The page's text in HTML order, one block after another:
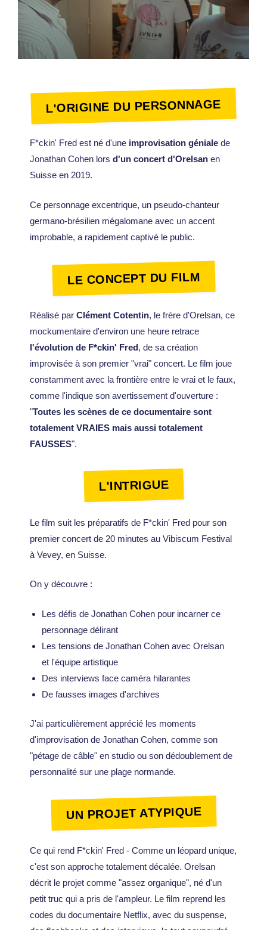
L'ORIGINE DU PERSONNAGE
F*ckin' Fred est né d'une improvisation géniale de
Jonathan Cohen lors d'un concert d'Orelsan en
Suisse en 2019.
Ce personnage excentrique, un pseudo-chanteur
germano-brésilien mégalomane avec un accent
improbable, a rapidement captivé le public.
LE CONCEPT DU FILM
Réalisé par Clément Cotentin, le frère d'Orelsan, ce
mockumentaire d'environ une heure retrace
l'évolution de F*ckin' Fred, de sa création
improvisée à son premier "vrai" concert. Le film joue
constamment avec la frontière entre le vrai et le faux,
comme l'indique son avertissement d'ouverture :
"Toutes les scènes de ce documentaire sont
totalement VRAIES mais aussi totalement
FAUSSES".
L'INTRIGUE
Le film suit les préparatifs de F*ckin' Fred pour son
premier concert de 20 minutes au Vibiscum Festival
à Vevey, en Suisse.
On y découvre :
Les défis de Jonathan Cohen pour incarner ce
personnage délirant
Les tensions de Jonathan Cohen avec Orelsan
et l'équipe artistique
Des interviews face caméra hilarantes
De fausses images d'archives
J'ai particulièrement apprécié les moments
d'improvisation de Jonathan Cohen, comme son
"pétage de câble" en studio ou son dédoublement de
personnalité sur une plage normande.
UN PROJET ATYPIQUE
Ce qui rend F*ckin' Fred - Comme un léopard unique,
c'est son approche totalement décalée. Orelsan
décrit le projet comme "assez organique", né d'un
petit truc qui a pris de l'ampleur. Le film reprend les
codes du documentaire Netflix, avec du suspense,